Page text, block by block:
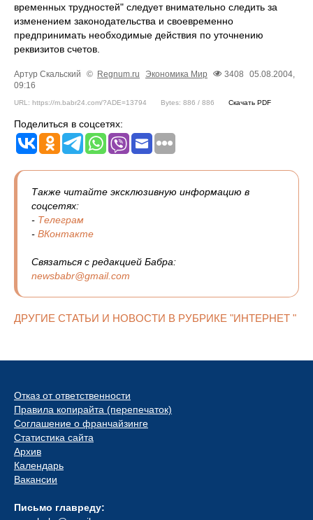
временных трудностей" следует внимательно следить за
изменением законодательства и своевременно
предпринимать необходимые действия по уточнению
реквизитов счетов.
Артур Скальский © Regnum.ru Экономика Мир 3408
05.08.2004,
09:16
URL: https://m.babr24.com/?ADE=13794 Bytes: 886 / 886 Скачать PDF
Поделиться в соцсетях:
Также читайте эксклюзивную информацию в
соцсетях:
- Телеграм
- ВКонтакте
Связаться с редакцией Бабра:
newsbabr@gmail.com
ДРУГИЕ СТАТЬИ И НОВОСТИ В РУБРИКЕ "ИНТЕРНЕТ "
Отказ от ответственности
Правила копирайта (перепечаток)
Соглашение о франчайзинге
Статистика сайта
Архив
Календарь
Вакансии
Письмо главреду: